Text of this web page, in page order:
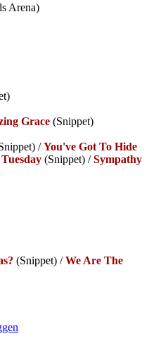
Arena)
Grace (Snippet)
/You've Got To Hide
(Snippet) /Sympathy
(Snippet) /We Are The